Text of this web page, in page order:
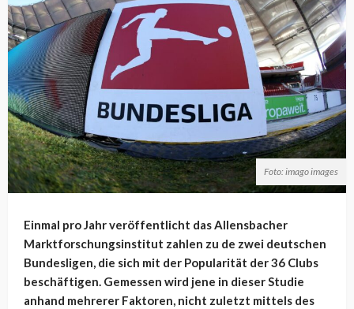
Foto: imago images
Einmal pro Jahr veröffentlicht das Allensbacher
Marktforschungsinstitut zahlen zu de zwei deutschen
Bundesligen, die sich mit der Popularität der 36 Clubs
beschäftigen. Gemessen wird jene in dieser Studie
anhand mehrerer Faktoren, nicht zuletzt mittels des